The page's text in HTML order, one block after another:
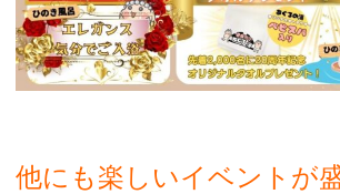
他にも楽しいイベントが